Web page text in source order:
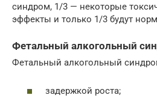
синдром, 1/3 — некоторые
эффекты и только 1/3 будут
Фетальный алкогольный
Фетальный алкогольный
задержкой роста;